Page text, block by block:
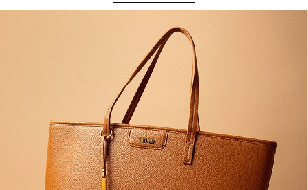
Disponível em uma variedade de estilos, ela se adapta facilmente a
oferecendo um visual mais formal, enquanto outras têm um design
mais maleável, perfeito para um look casual e descontraído.
As cores das bolsas shopper variam muito, o que é ótimo para quem
gosta de variar ou precisa combinar a bolsa com diferentes outfits.
Desde tons neutros como preto e marrom, que são super versáteis e até
cores vibrantes, há opções para todos os estilos.
FORMATOS E TAMANHOS